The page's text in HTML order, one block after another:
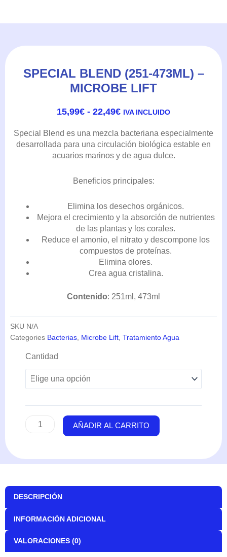
SPECIAL BLEND (251-473ML) –
MICROBE LIFT
15,99€ - 22,49€DE
DESDE
15,99€
HASTA
IVA INCLUIDO
Special Blend es una mezcla bacteriana especialmente
desarrollada para una circulación biológica estable en
acuarios marinos y de agua dulce.
Beneficios principales:
Elimina los desechos orgánicos.
Mejora el crecimiento y la absorción de nutrientes
de las plantas y los corales.
Reduce el amonio, el nitrato y descompone los
compuestos de proteínas.
Elimina olores.
Crea agua cristalina.
Contenido: 251ml, 473ml
SKU N/A
Categories Bacterias Microbe Lift Tratamiento Agua
Cantidad
Special
(251-
473ml)
AÑADIR AL CARRITO
DESCRIPCIÓN
INFORMACIÓN ADICIONAL
VALORACIONES (0)